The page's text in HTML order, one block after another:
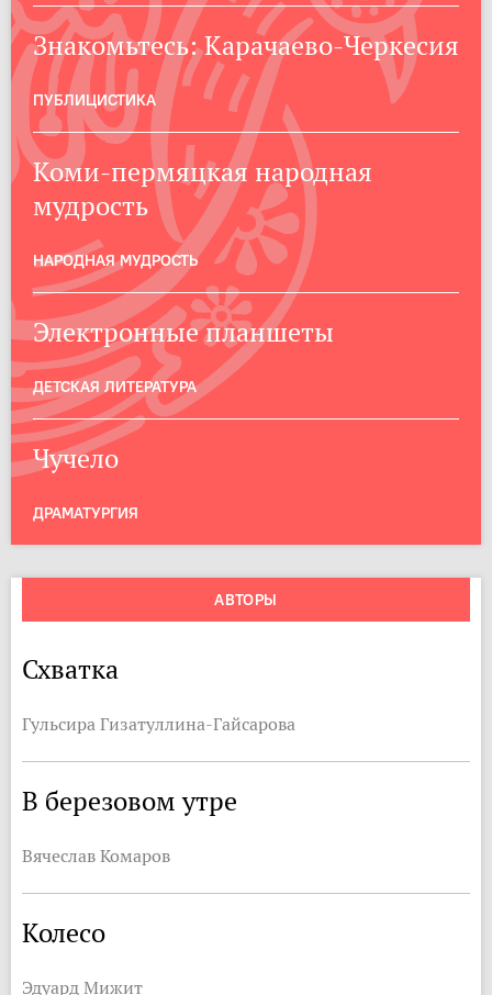
Знакомьтесь: Карачаево-Черкесия
ПУБЛИЦИСТИКА
Коми-пермяцкая народная
мудрость
НАРОДНАЯ МУДРОСТЬ
Электронные планшеты
ДЕТСКАЯ ЛИТЕРАТУРА
Чучело
ДРАМАТУРГИЯ
АВТОРЫ
Схватка
Гульсира Гизатуллина-Гайсарова
В березовом утре
Вячеслав Комаров
Колесо
Эдуард Мижит